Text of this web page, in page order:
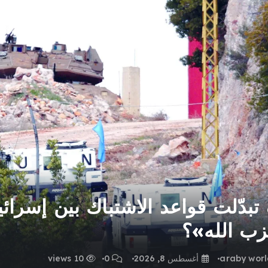
قواعد الاشتباك بين
الله»؟
araby أغسطس 8, 2026 0
10 views